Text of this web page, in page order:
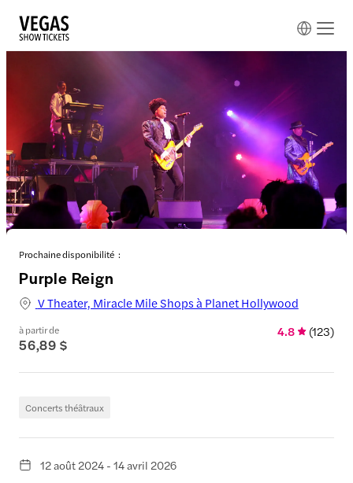
Prochaine disponibilité :
Purple Reign
V Theater, Miracle Mile Shops à Planet Hollywood
à partir de
56,89 $
4.8 (123)
Concerts théâtraux
12 août 2024 - 14 avril 2026